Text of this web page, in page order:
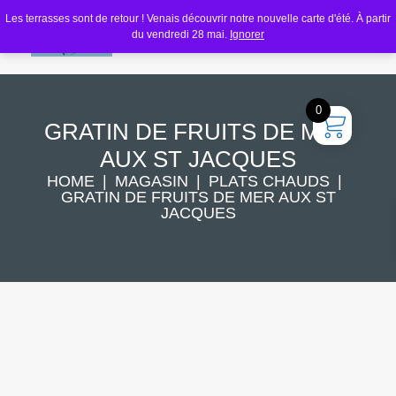
Les terrasses sont de retour ! Venais découvrir notre nouvelle carte d'été. À partir
du vendredi 28 mai. Ignorer
GRATIN DE FRUITS DE MER
AUX ST JACQUES
HOME MAGASIN
PLATS CHAUDS
GRATIN DE FRUITS DE MER AUX ST
JACQUES
0